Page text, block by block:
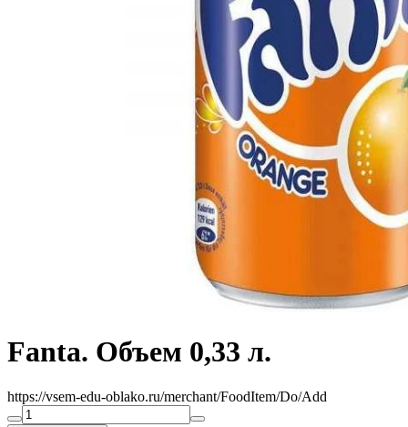
Fanta. Объем 0,33 л.
https://vsem-edu-oblako.ru/merchant/FoodItem/Do/Add